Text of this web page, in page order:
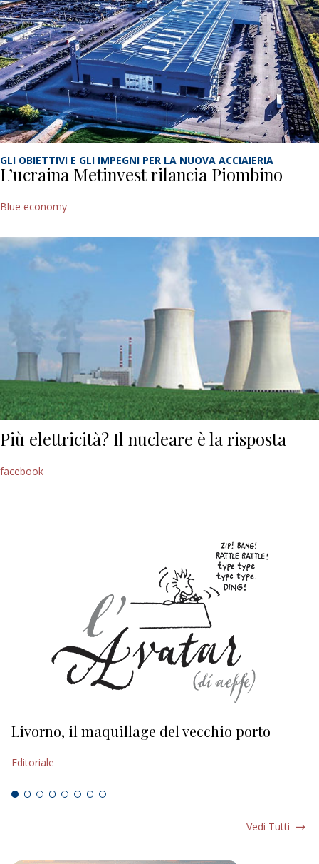
GLI OBIETTIVI E GLI IMPEGNI PER LA NUOVA ACCIAIERIA
L’ucraina Metinvest rilancia Piombino
Blue economy
Più elettricità? Il nucleare è la risposta
facebook
Livorno, il maquillage del vecchio porto
Editoriale
Vedi Tutti